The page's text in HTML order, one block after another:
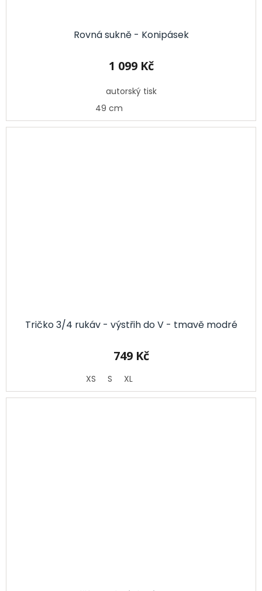
Rovná sukně - Konipásek
1 099 Kč
autorský tisk
49 cm
Tričko 3/4 rukáv - výstřih do V - tmavě modré
749 Kč
XS S XL